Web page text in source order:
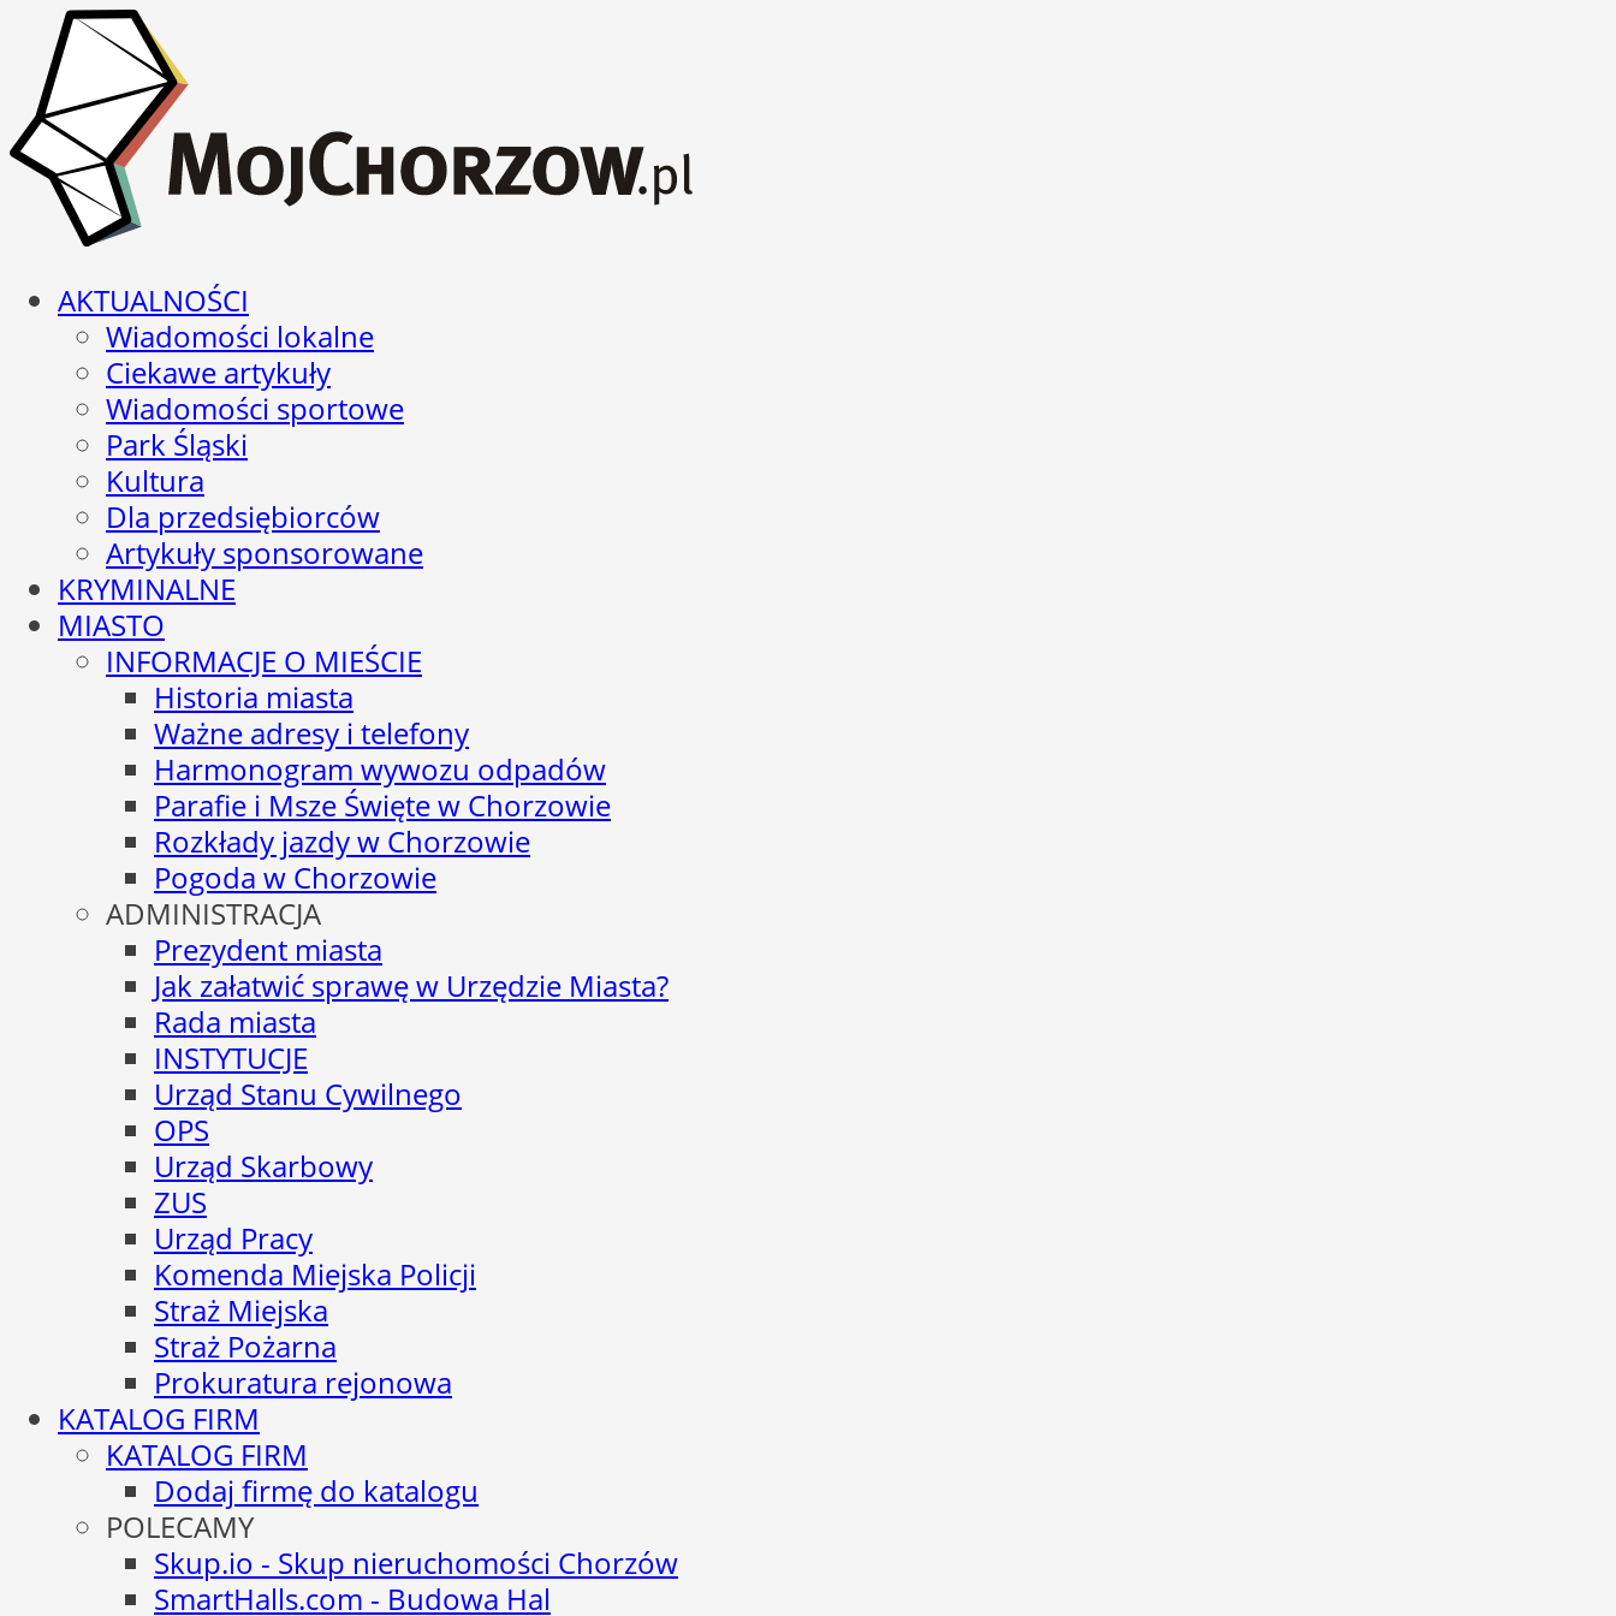
AKTUALNOŚCI
Wiadomości lokalne
Ciekawe artykuły
Wiadomości sportowe
Park Śląski
Kultura
Dla przedsiębiorców
Artykuły sponsorowane
KRYMINALNE
MIASTO
INFORMACJE O MIEŚCIE
Historia miasta
Ważne adresy i telefony
Harmonogram wywozu odpadów
Parafie i Msze Święte w Chorzowie
Rozkłady jazdy w Chorzowie
Pogoda w Chorzowie
ADMINISTRACJA
Prezydent miasta
Jak załatwić sprawę w Urzędzie Miasta?
Rada miasta
INSTYTUCJE
Urząd Stanu Cywilnego
OPS
Urząd Skarbowy
ZUS
Urząd Pracy
Komenda Miejska Policji
Straż Miejska
Straż Pożarna
Prokuratura rejonowa
KATALOG FIRM
KATALOG FIRM
Dodaj firmę do katalogu
POLECAMY
Skup.io - Skup nieruchomości Chorzów
SmartHalls.com - Budowa Hal